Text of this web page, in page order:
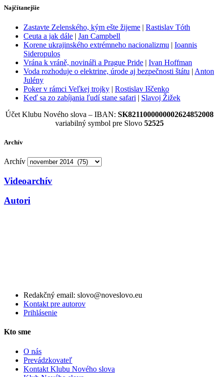
Najčítanejšie
Zastavte Zelenského, kým ešte žijeme | Rastislav Tóth
Ceuta a jak dále | Jan Campbell
Korene ukrajinského extrémneho nacionalizmu | Ioannis
Sideropulos
Vrána k vráně, novináři a Prague Pride | Ivan Hoffman
Voda rozhoduje o elektrine, úrode aj bezpečnosti štátu | Anton
Julény
Poker v rámci Veľkej trojky | Rostislav Iščenko
Keď sa zo zabíjania ľudí stane safari | Slavoj Žižek
Účet Klubu Nového slova – IBAN: SK8211000000002624852008
variabilný symbol pre Slovo 52525
Archív
Archív
Videoarchív
Autori
Redakčný email: slovo@noveslovo.eu
Kontakt pre autorov
Prihlásenie
Kto sme
O nás
Prevádzkovateľ
Kontakt Klubu Nového slova